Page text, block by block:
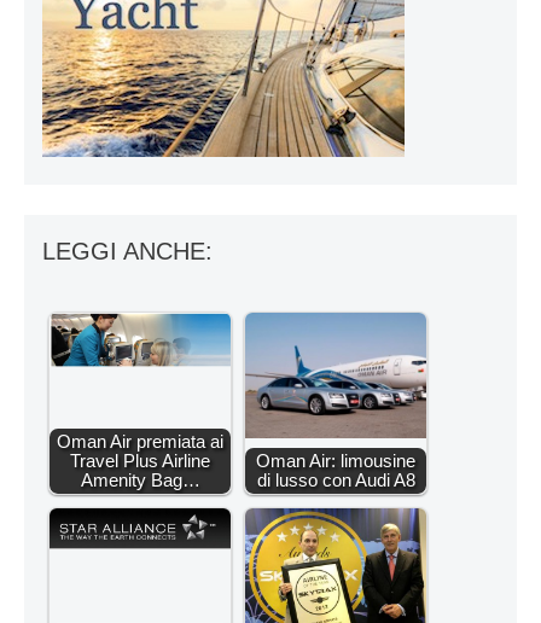
LEGGI ANCHE:
Oman Air premiata ai
Travel Plus Airline
Amenity Bag…
Oman Air: limousine
di lusso con Audi A8